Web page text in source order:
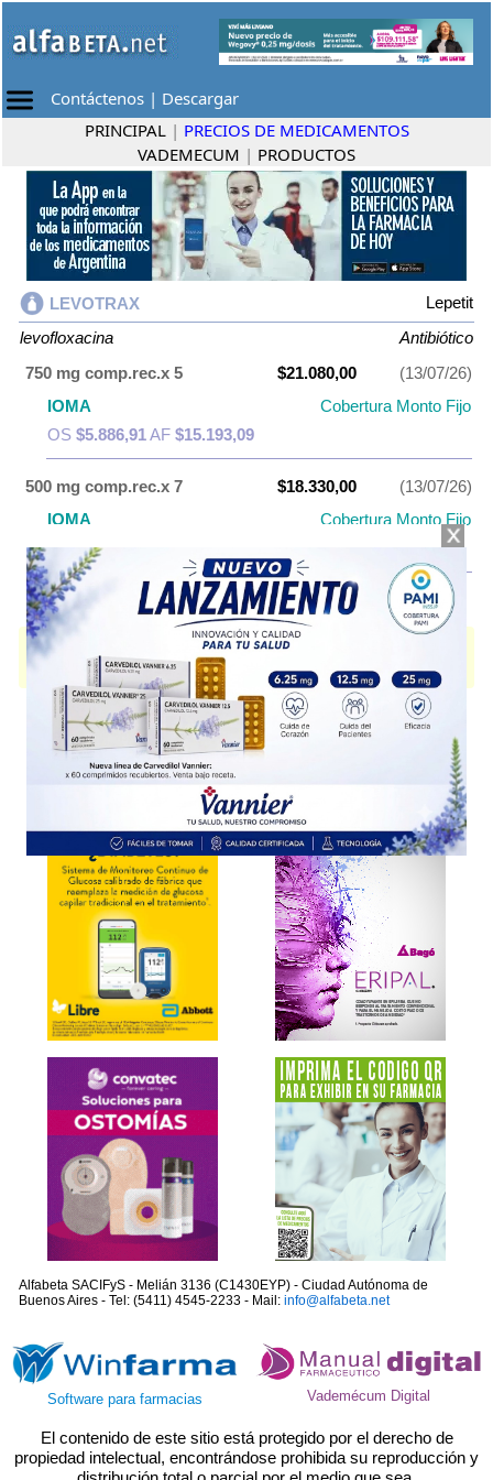
Contáctenos | Descargar
PRINCIPAL | PRECIOS DE MEDICAMENTOS
VADEMECUM | PRODUCTOS
LEVOTRAX
Lepetit
levofloxacina
Antibiótico
750 mg comp.rec.x 5
$21.080,00
(13/07/26)
IOMA
Cobertura Monto Fijo
OS $5.886,91AF $15.193,09
500 mg comp.rec.x 7 $18.330,00
(13/07/26)
IOMA
Cobertura Monto Fijo
OS
$5.272,14
LEVOTRAX levofloxacinay se indica como
producido porLepetity cuenta con 2 presentaciones disponibles.
Explorar más
Otros productos conlevofloxacina
Otros productos deLepetit
Alfabeta SACIFyS - Melián 3136 (C1430EYP) - Ciudad Autónoma de
Buenos Aires - Tel: (5411) 4545-2233 - Mail: info@alfabeta.net
Software para farmacias Vademécum Digital
El contenido de este sitio está protegido por el derecho de
propiedad intelectual, encontrándose prohibida su reproducción y